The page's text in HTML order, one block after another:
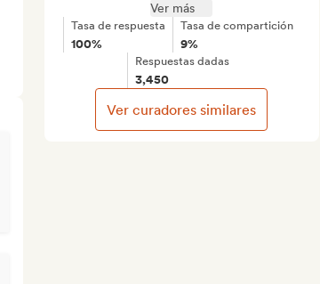
Ver más
Tasa de respuesta
100%
Tasa de compartición
9%
Respuestas dadas
3,450
Ver curadores similares